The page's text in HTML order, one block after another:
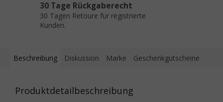
30 Tage Rückgaberecht
30 Tagen Retoure für registrierte
Kunden.
Beschreibung Diskussion Marke Geschenkgutscheine
Produktdetailbeschreibung